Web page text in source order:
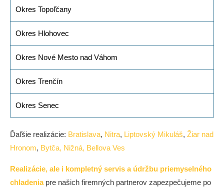
Okres Topoľčany
Okres Hlohovec
Okres Nové Mesto nad Váhom
Okres Trenčín
Okres Senec
Ďaľšie realizácie: Bratislava, Nitra, Liptovský Mikuláš, Žiar nad
Hronom, Bytča, Nižná, Bellova Ves
Realizácie, ale i kompletný servis a údržbu priemyselného
chladeniapre našich firemných partnerov zapezpečujeme po